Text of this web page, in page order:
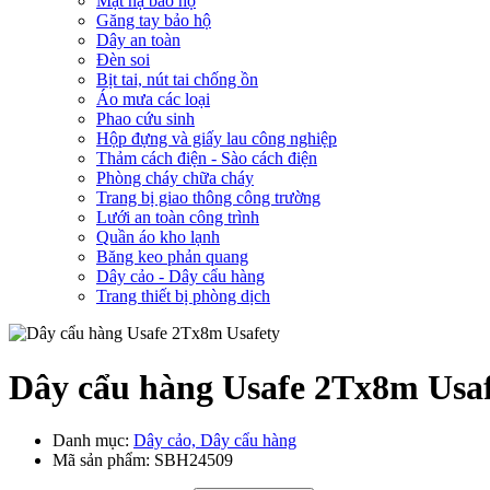
Găng tay bảo hộ
Dây an toàn
Đèn soi
Bịt tai, nút tai chống ồn
Áo mưa các loại
Phao cứu sinh
Hộp đựng và giấy lau công nghiệp
Thảm cách điện - Sào cách điện
Phòng cháy chữa cháy
Trang bị giao thông công trường
Lưới an toàn công trình
Quần áo kho lạnh
Băng keo phản quang
Dây cảo - Dây cẩu hàng
Trang thiết bị phòng dịch
Dây cẩu hàng Usafe 2Tx8m
Danh mục: Dây cảo, Dây cẩu hàng
Mã sản phẩm: SBH24509